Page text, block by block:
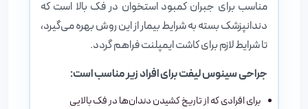
مناسب برای جبران کمبود استخوان در فک بالا است که
دندانپزشک بسته به شرایط بیمار از این روش بهره می‌گیرد،
تا شرایط لازم برای کاشت ایمپلنت فراهم گردد.
جراحی سینوس لیفت برای افراد زیر مناسب است:
برای افرادی که از تاریخ کشیدن دندان‌ها در فک بالایی